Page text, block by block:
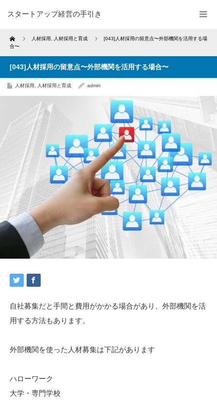
スタートアップ経営の手引き
Home 人材採用 人材採用と育成
[043]人材採用の留意点〜外部機関を活用する場
合〜
[043]人材採用の留意点〜外部機関を活用する場合〜
人材採用 人材採用と育成 admin
自社募集だと手間と費用がかかる場合があり、外部機関を活
用する方法もあります。
外部機関を使った人材募集は下記があります
ハローワーク
大学・専門学校